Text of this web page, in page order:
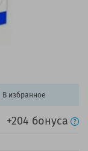
+204 бонуса
В избранное